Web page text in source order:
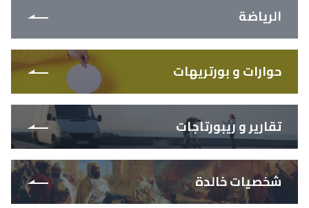
الرياضة
حوارات و بورتريهات
تقارير و ريبورتاجات
شخصيات خالدة